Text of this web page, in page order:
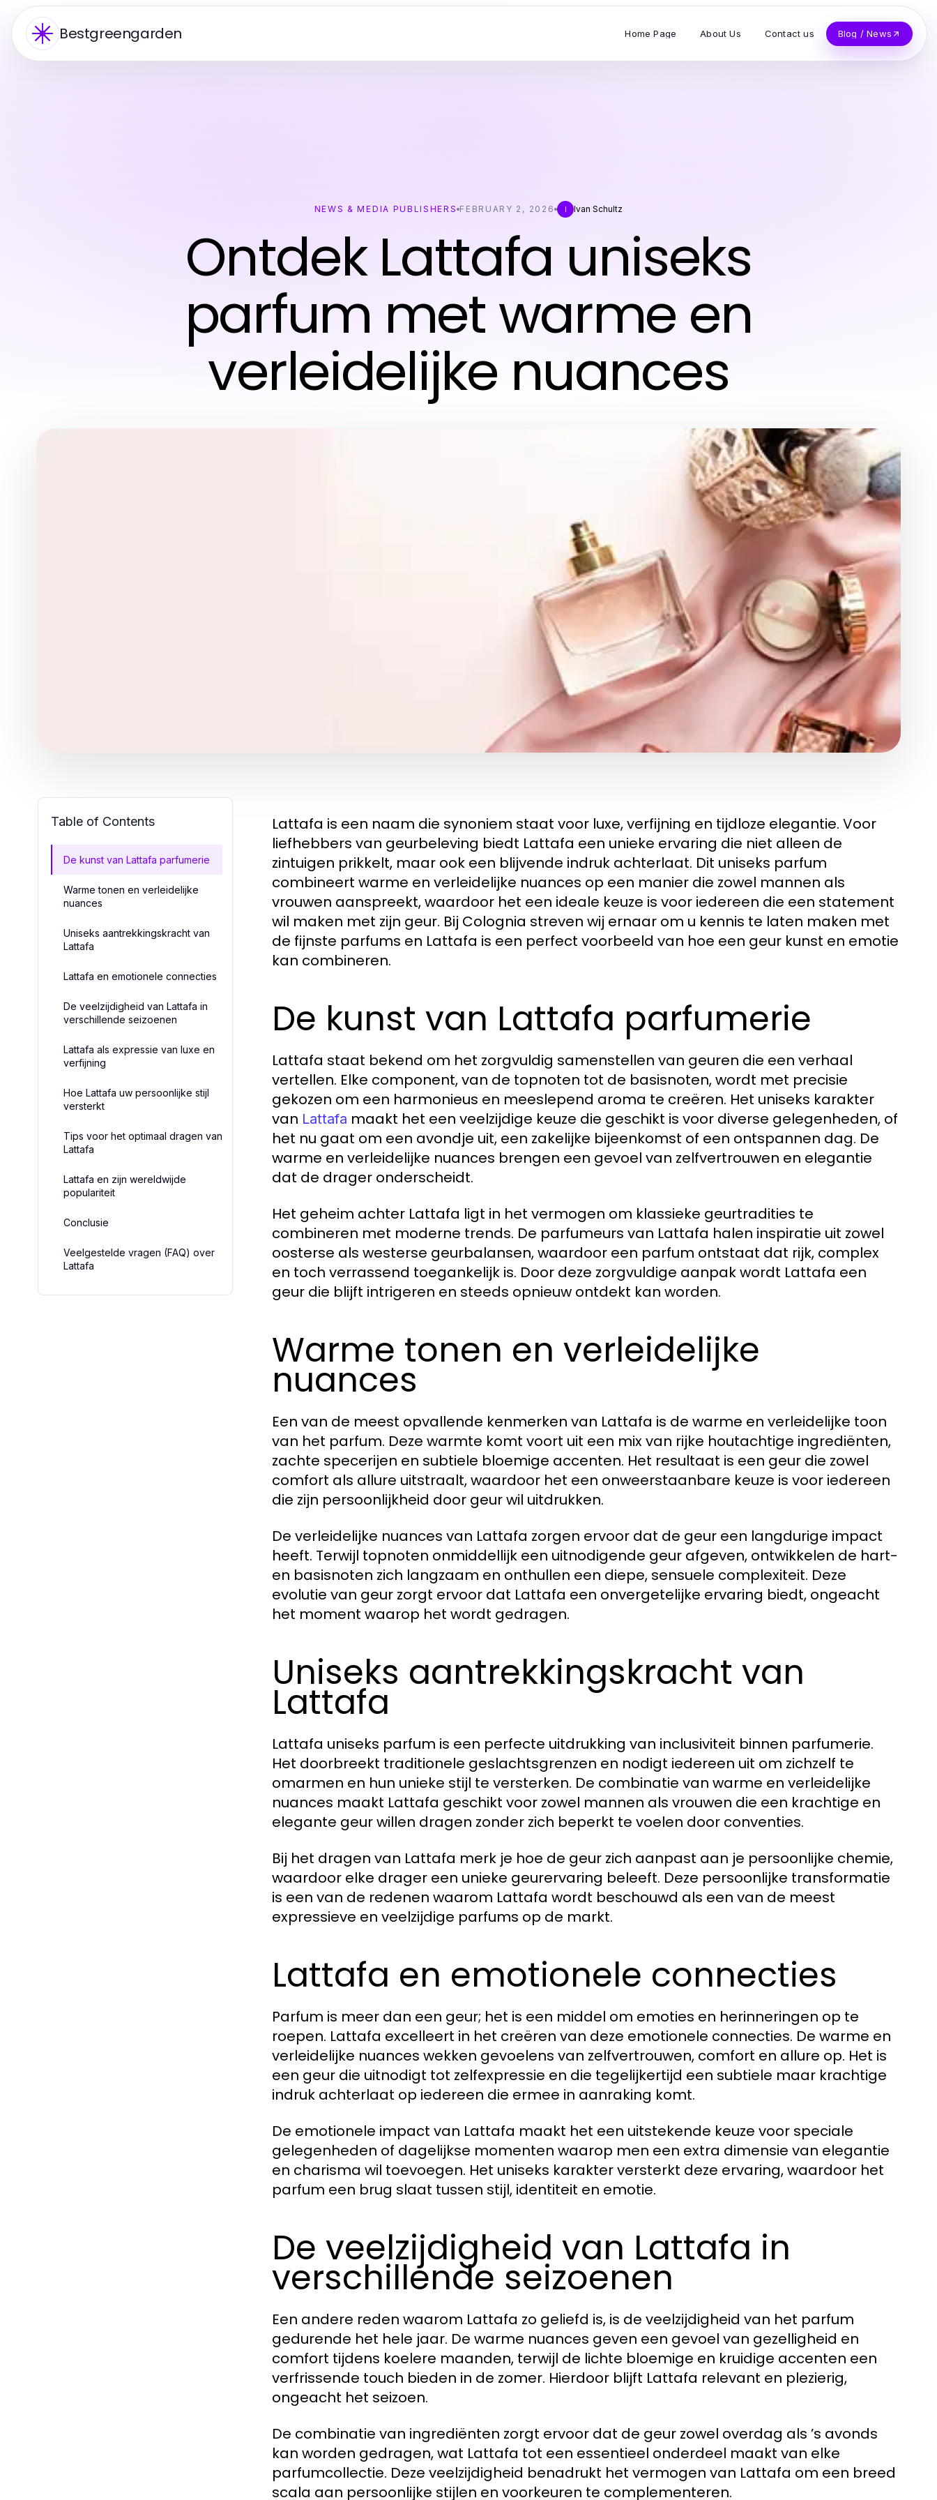
Bestgreengarden Home Page About Us Contact us Blog / News
NEWS & MEDIA PUBLISHERS FEBRUARY 2, 2026 I Ivan Schultz
Ontdek Lattafa uniseks
parfum met warme en
verleidelijke nuances
Table of Contents
De kunst van Lattafa parfumerie
Warme tonen en verleidelijke
nuances
Uniseks aantrekkingskracht van
Lattafa
Lattafa en emotionele connecties
De veelzijdigheid van Lattafa in
verschillende seizoenen
Lattafa als expressie van luxe en
verfijning
Hoe Lattafa uw persoonlijke stijl
versterkt
Tips voor het optimaal dragen van
Lattafa
Lattafa en zijn wereldwijde
populariteit
Conclusie
Veelgestelde vragen (FAQ) over
Lattafa
Lattafa is een naam die synoniem staat voor luxe, verfijning en tijdloze elegantie. Voor
liefhebbers van geurbeleving biedt Lattafa een unieke ervaring die niet alleen de
zintuigen prikkelt, maar ook een blijvende indruk achterlaat. Dit uniseks parfum
combineert warme en verleidelijke nuances op een manier die zowel mannen als
vrouwen aanspreekt, waardoor het een ideale keuze is voor iedereen die een statement
wil maken met zijn geur. Bij Colognia streven wij ernaar om u kennis te laten maken met
de fijnste parfums en Lattafa is een perfect voorbeeld van hoe een geur kunst en emotie
kan combineren.
De kunst van Lattafa parfumerie
Lattafa staat bekend om het zorgvuldig samenstellen van geuren die een verhaal
vertellen. Elke component, van de topnoten tot de basisnoten, wordt met precisie
gekozen om een harmonieus en meeslepend aroma te creëren. Het uniseks karakter
van Lattafa maakt het een veelzijdige keuze die geschikt is voor diverse gelegenheden, of
het nu gaat om een avondje uit, een zakelijke bijeenkomst of een ontspannen dag. De
warme en verleidelijke nuances brengen een gevoel van zelfvertrouwen en elegantie
dat de drager onderscheidt.
Het geheim achter Lattafa ligt in het vermogen om klassieke geurtradities te
combineren met moderne trends. De parfumeurs van Lattafa halen inspiratie uit zowel
oosterse als westerse geurbalansen, waardoor een parfum ontstaat dat rijk, complex
en toch verrassend toegankelijk is. Door deze zorgvuldige aanpak wordt Lattafa een
geur die blijft intrigeren en steeds opnieuw ontdekt kan worden.
Warme tonen en verleidelijke
nuances
Een van de meest opvallende kenmerken van Lattafa is de warme en verleidelijke toon
van het parfum. Deze warmte komt voort uit een mix van rijke houtachtige ingrediënten,
zachte specerijen en subtiele bloemige accenten. Het resultaat is een geur die zowel
comfort als allure uitstraalt, waardoor het een onweerstaanbare keuze is voor iedereen
die zijn persoonlijkheid door geur wil uitdrukken.
De verleidelijke nuances van Lattafa zorgen ervoor dat de geur een langdurige impact
heeft. Terwijl topnoten onmiddellijk een uitnodigende geur afgeven, ontwikkelen de hart-
en basisnoten zich langzaam en onthullen een diepe, sensuele complexiteit. Deze
evolutie van geur zorgt ervoor dat Lattafa een onvergetelijke ervaring biedt, ongeacht
het moment waarop het wordt gedragen.
Uniseks aantrekkingskracht van
Lattafa
Lattafa uniseks parfum is een perfecte uitdrukking van inclusiviteit binnen parfumerie.
Het doorbreekt traditionele geslachtsgrenzen en nodigt iedereen uit om zichzelf te
omarmen en hun unieke stijl te versterken. De combinatie van warme en verleidelijke
nuances maakt Lattafa geschikt voor zowel mannen als vrouwen die een krachtige en
elegante geur willen dragen zonder zich beperkt te voelen door conventies.
Bij het dragen van Lattafa merk je hoe de geur zich aanpast aan je persoonlijke chemie,
waardoor elke drager een unieke geurervaring beleeft. Deze persoonlijke transformatie
is een van de redenen waarom Lattafa wordt beschouwd als een van de meest
expressieve en veelzijdige parfums op de markt.
Lattafa en emotionele connecties
Parfum is meer dan een geur; het is een middel om emoties en herinneringen op te
roepen. Lattafa excelleert in het creëren van deze emotionele connecties. De warme en
verleidelijke nuances wekken gevoelens van zelfvertrouwen, comfort en allure op. Het is
een geur die uitnodigt tot zelfexpressie en die tegelijkertijd een subtiele maar krachtige
indruk achterlaat op iedereen die ermee in aanraking komt.
De emotionele impact van Lattafa maakt het een uitstekende keuze voor speciale
gelegenheden of dagelijkse momenten waarop men een extra dimensie van elegantie
en charisma wil toevoegen. Het uniseks karakter versterkt deze ervaring, waardoor het
parfum een brug slaat tussen stijl, identiteit en emotie.
De veelzijdigheid van Lattafa in
verschillende seizoenen
Een andere reden waarom Lattafa zo geliefd is, is de veelzijdigheid van het parfum
gedurende het hele jaar. De warme nuances geven een gevoel van gezelligheid en
comfort tijdens koelere maanden, terwijl de lichte bloemige en kruidige accenten een
verfrissende touch bieden in de zomer. Hierdoor blijft Lattafa relevant en plezierig,
ongeacht het seizoen.
De combinatie van ingrediënten zorgt ervoor dat de geur zowel overdag als ’s avonds
kan worden gedragen, wat Lattafa tot een essentieel onderdeel maakt van elke
parfumcollectie. Deze veelzijdigheid benadrukt het vermogen van Lattafa om een breed
scala aan persoonlijke stijlen en voorkeuren te complementeren.